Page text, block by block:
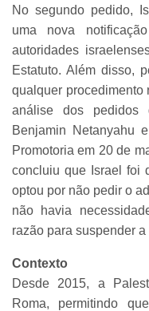
No segundo pedido,
uma nova
autoridades
Estatuto. Além disso,
qualquer procedimento
análise dos pedidos
Benjamin Netanyahu
Promotoria em 20 de
concluiu que Israel foi
optou por não pedir o
não havia
razão para suspender
Contexto
Desde 2015, a
Roma, permitindo